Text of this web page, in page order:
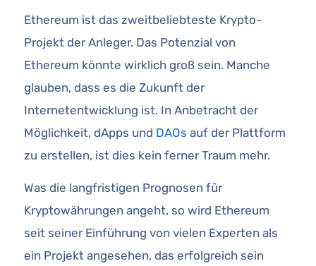
Ethereum ist das zweitbeliebteste Krypto-
Projekt der Anleger. Das Potenzial von
Ethereum könnte wirklich groß sein. Manche
glauben, dass es die Zukunft der
Internetentwicklung ist. In Anbetracht der
Möglichkeit, dApps und DAOs auf der Plattform
zu erstellen, ist dies kein ferner Traum mehr.
Was die langfristigen Prognosen für
Kryptowährungen angeht, so wird Ethereum
seit seiner Einführung von vielen Experten als
ein Projekt angesehen, das erfolgreich sein